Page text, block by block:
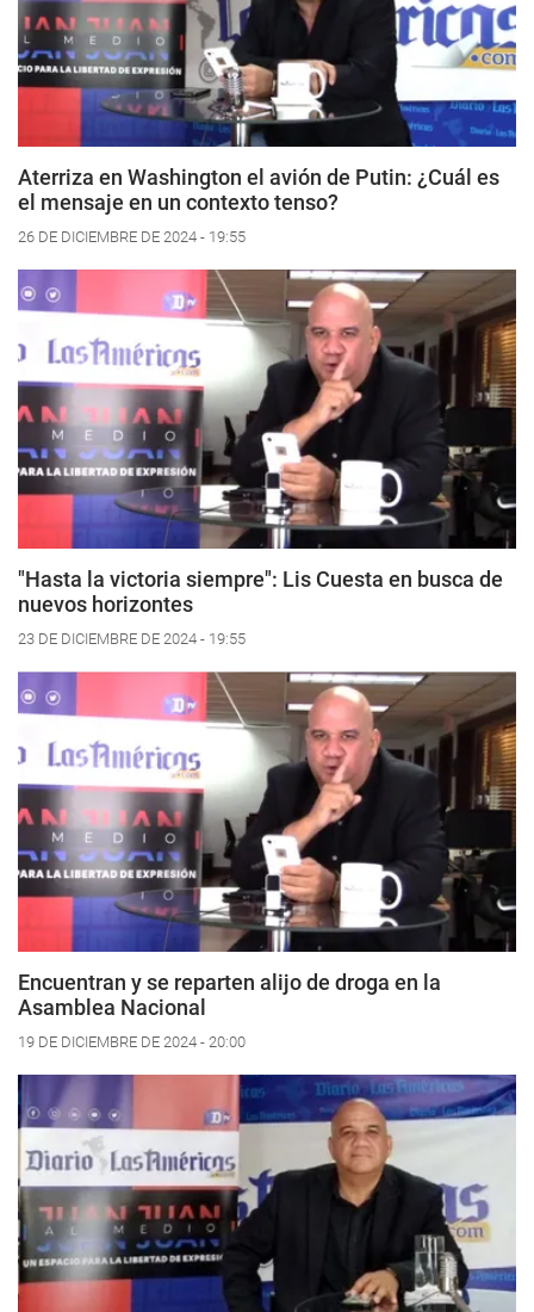
Aterriza en Washington el avión de Putin: ¿Cuál es
el mensaje en un contexto tenso?
26 DE DICIEMBRE DE 2024 - 19:55
"Hasta la victoria siempre": Lis Cuesta en busca de
nuevos horizontes
23 DE DICIEMBRE DE 2024 - 19:55
Encuentran y se reparten alijo de droga en la
Asamblea Nacional
19 DE DICIEMBRE DE 2024 - 20:00